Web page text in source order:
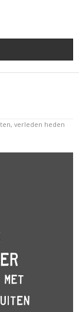
verleden heden